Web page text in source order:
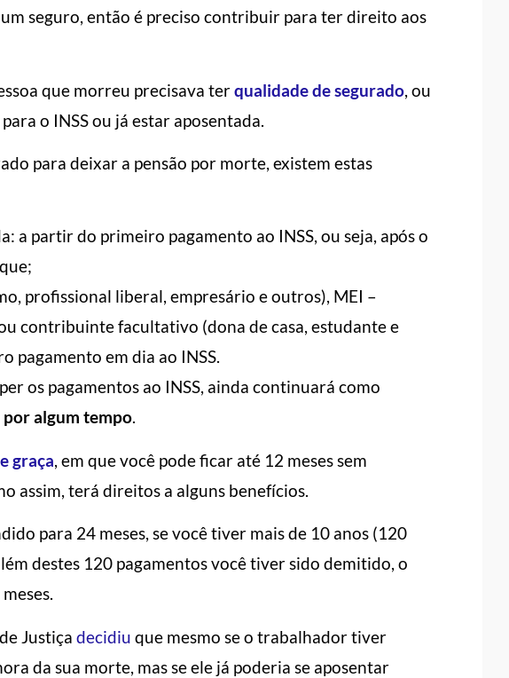
seguro, então é preciso contribuir para ter direito aos
que morreu precisava terqualidade de segurado , ou
o INSS ou já estar aposentada.
para deixar a pensão por morte, existem estas
a partir do primeiro pagamento ao INSS, ou seja, após o
profissional liberal, empresário e outros), MEI –
contribuinte facultativo (dona de casa, estudante e
pagamento em dia ao INSS.
os pagamentos ao INSS, ainda continuará como
algum tempo.
graça, em que você pode ficar até 12 meses sem
assim, terá direitos a alguns benefícios.
para 24 meses, se você tiver mais de 10 anos (120
destes 120 pagamentos você tiver sido demitido, o
Justiça decidiu que mesmo se o trabalhador tiver
da sua morte, mas se ele já poderia se aposentar